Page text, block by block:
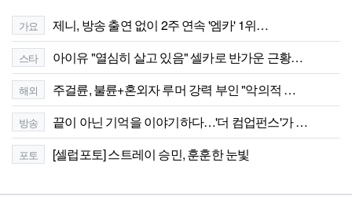
가요 제니, 방송 출연 없이 2주 연속 '엠카' 1위…
스타 아이유 "열심히 살고 있음" 셀카로 반가운 근황…
해외 주걸륜, 불륜+혼외자 루머 강력 부인 "악의적 …
방송 끝이 아닌 기억을 이야기하다…'더 컴업펀스'가 …
포토 [셀럽포토] 스트레이 승민, 훈훈한 눈빛